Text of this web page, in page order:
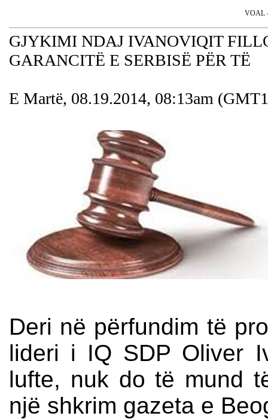
VOAL
GJYKIMI NDAJ IVANOVIQIT
GARANCITË E SERBISË PËR TË
E Martë, 08.19.2014, 08:13am
Deri në përfundim të
lideri i IQ SDP Oliver
lufte, nuk do të mund
një shkrim gazeta e